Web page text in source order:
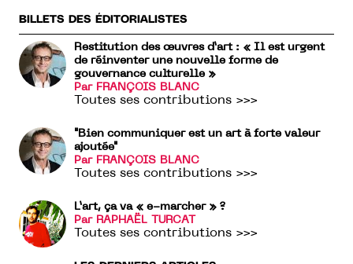
BILLETS DES ÉDITORIALISTES
Restitution des œuvres d’art : « Il est urgent
de réinventer une nouvelle forme de
gouvernance culturelle »
Par FRANÇOIS BLANC
Toutes ses contributions >>>
"Bien communiquer est un art à forte valeur
ajoutée"
Par FRANÇOIS BLANC
Toutes ses contributions >>>
L’art, ça va « e-marcher » ?
Par RAPHAËL TURCAT
Toutes ses contributions >>>